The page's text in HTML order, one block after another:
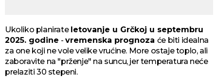
Ukoliko planirate letovanje u Grčkoj u septembru
2025. godine - vremenska prognoza će biti idealna
za one koji ne vole velike vrućine. More ostaje toplo, ali
zaboravite na "prženje" na suncu, jer temperatura neće
prelaziti 30 stepeni.